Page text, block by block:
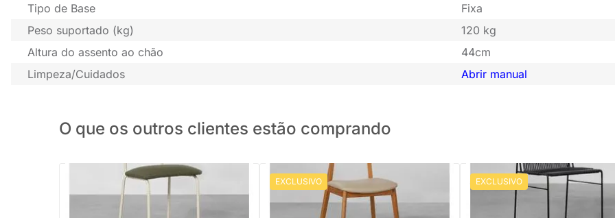
Tipo de Base
Fixa
Peso suportado (kg)
120 kg
Altura do assento ao chão
44cm
Limpeza/Cuidados
Abrir manual
O que os outros clientes estão comprando
PRONTA ENTREGA
Cadeira Ribs - Bege e Verde Pesto
EXCLUSIVO PRONTA ENTREGA
Cadeira Nord Encosto Madeira Assento
EXCLUSIVO PRONTA ENTREGA
Cadeira Spaguet Dai - Preto